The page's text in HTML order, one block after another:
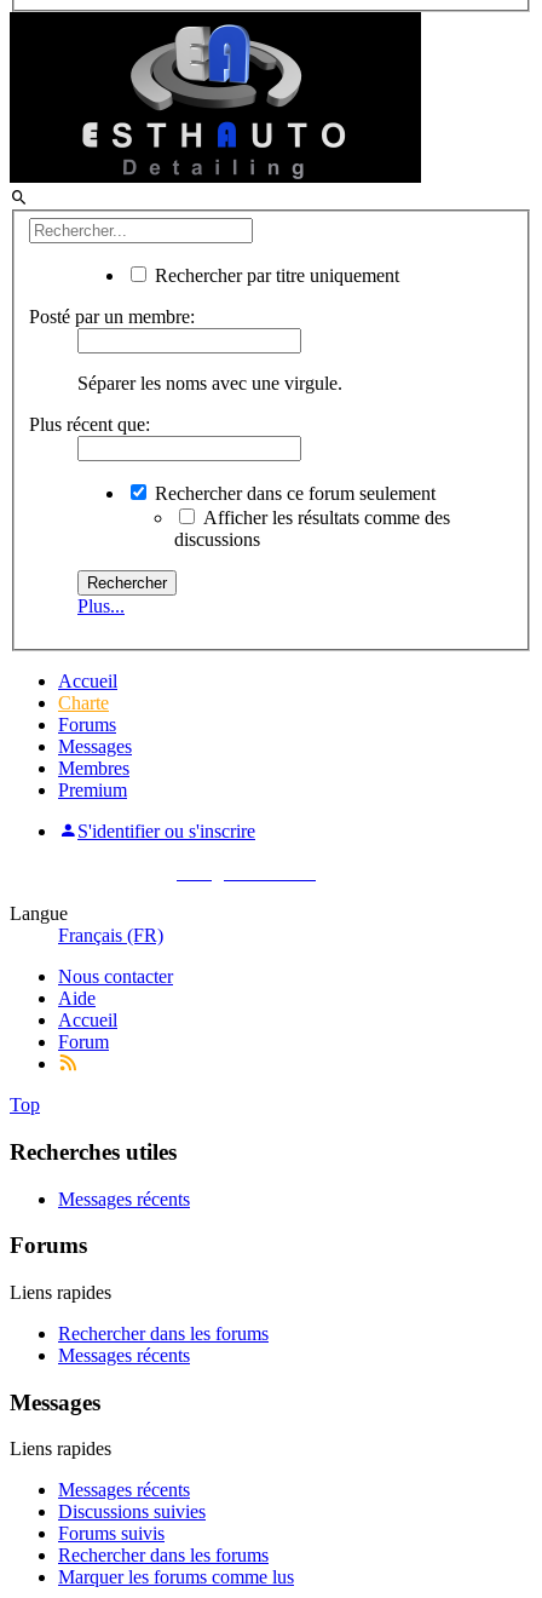
Rechercher par titre uniquement
Posté par un membre:
Séparer les noms avec une virgule.
Plus récent que:
Rechercher dans ce forum seulement
Afficher les résultats comme des
discussions
Plus...
Accueil
Charte
Forums
Messages
Membres
Premium
S'identifier ou s'inscrire
Langue
Français (FR)
Nous contacter
Aide
Accueil
Forum
Top
Recherches utiles
Messages récents
Forums
Liens rapides
Rechercher dans les forums
Messages récents
Messages
Liens rapides
Messages récents
Discussions suivies
Forums suivis
Rechercher dans les forums
Marquer les forums comme lus